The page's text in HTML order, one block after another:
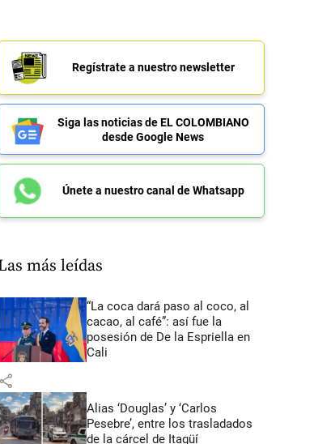
Regístrate a nuestro newsletter
Siga las noticias de EL COLOMBIANO
desde Google News
Únete a nuestro canal de Whatsapp
más leídas
“La coca dará paso al coco, al
cacao, al café”: así fue la
posesión de De la Espriella en
Cali
share
Alias ‘Douglas’ y ‘Carlos
Pesebre’, entre los trasladados
de la cárcel de Itagüí